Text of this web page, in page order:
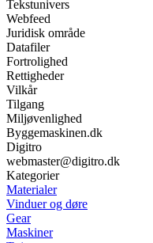
Tekstunivers
Webfeed
Juridisk område
Datafiler
Fortrolighed
Rettigheder
Vilkår
Tilgang
Miljøvenlighed
Byggemaskinen.dk
Digitro
webmaster@digitro.dk
Kategorier
Materialer
Vinduer og døre
Gear
Maskiner